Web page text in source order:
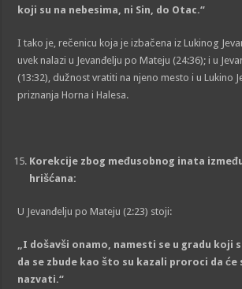
koji su na nebesima, ni Sin, do Otac.“
I tako je, rečenicu koja je izbačena iz Lukinog
uvek nalazi u Jevanđelju po Mateju (24:36); i u
(13:32), dužnost vratiti na njeno mesto i u Lukino
priznanja Horna i Halesa.
Korekcije zbog međusobnog inata
hrišćana:
U Jevanđelju po Mateju (2:23) stoji:
„I došavši onamo, namesti se u gradu koji
da se zbude kao što su kazali proroci da će
nazvati.“